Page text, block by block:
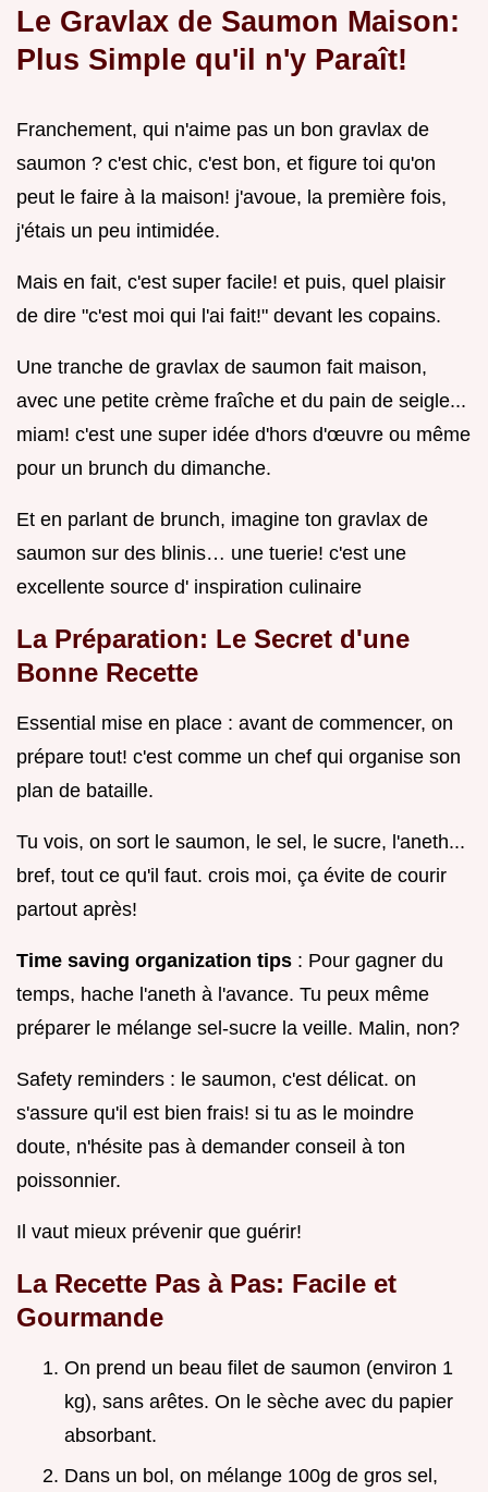
Le Gravlax de Saumon Maison:
Plus Simple qu'il n'y Paraît!
Franchement, qui n'aime pas un bon gravlax de
saumon ? c'est chic, c'est bon, et figure toi qu'on
peut le faire à la maison! j'avoue, la première fois,
j'étais un peu intimidée.
Mais en fait, c'est super facile! et puis, quel plaisir
de dire "c'est moi qui l'ai fait!" devant les copains.
Une tranche de gravlax de saumon fait maison,
avec une petite crème fraîche et du pain de seigle...
miam! c'est une super idée d'hors d'œuvre ou même
pour un brunch du dimanche.
Et en parlant de brunch, imagine ton gravlax de
saumon sur des blinis… une tuerie! c'est une
excellente source d' inspiration culinaire
La Préparation: Le Secret d'une
Bonne Recette
Essential mise en place : avant de commencer, on
prépare tout! c'est comme un chef qui organise son
plan de bataille.
Tu vois, on sort le saumon, le sel, le sucre, l'aneth...
bref, tout ce qu'il faut. crois moi, ça évite de courir
partout après!
Time saving organization tips : Pour gagner du
temps, hache l'aneth à l'avance. Tu peux même
préparer le mélange sel-sucre la veille. Malin, non?
Safety reminders : le saumon, c'est délicat. on
s'assure qu'il est bien frais! si tu as le moindre
doute, n'hésite pas à demander conseil à ton
poissonnier.
Il vaut mieux prévenir que guérir!
La Recette Pas à Pas: Facile et
Gourmande
On prend un beau filet de saumon (environ 1
kg), sans arêtes. On le sèche avec du papier
absorbant.
Dans un bol, on mélange 100g de gros sel,